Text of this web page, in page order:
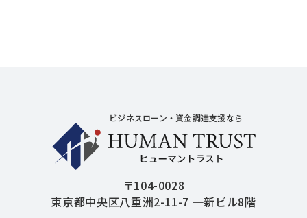
ビジネスローン・資金調達支援なら
〒104-0028
東京都中央区八重洲2-11-7 一新ビル8階